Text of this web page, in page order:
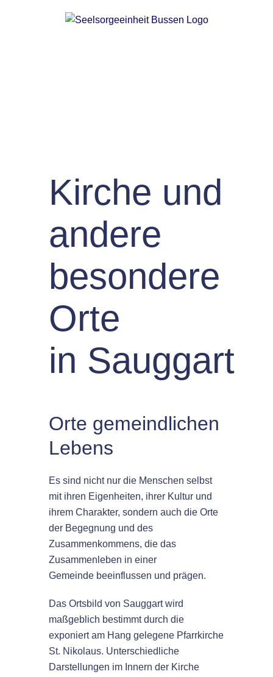
Kirche und
andere
besondere
Orte
in Sauggart
Orte gemeindlichen
Lebens
Es sind nicht nur die Menschen selbst
mit ihren Eigenheiten, ihrer Kultur und
ihrem Charakter, sondern auch die Orte
der Begegnung und des
Zusammenkommens, die das
Zusammenleben in einer
Gemeinde beeinflussen und prägen.
Das Ortsbild von Sauggart wird
maßgeblich bestimmt durch die
exponiert am Hang gelegene Pfarrkirche
St. Nikolaus. Unterschiedliche
Darstellungen im Innern der Kirche